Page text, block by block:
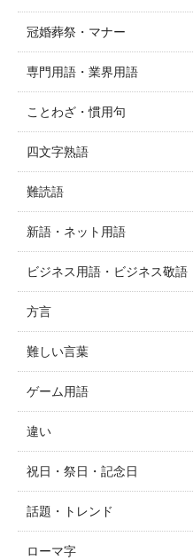
冠婚葬祭・マナー
専門用語・業界用語
ことわざ・慣用句
四文字熟語
難読語
新語・ネット用語
ビジネス用語・ビジネス敬語
方言
難しい言葉
ゲーム用語
違い
祝日・祭日・記念日
話題・トレンド
ローマ字